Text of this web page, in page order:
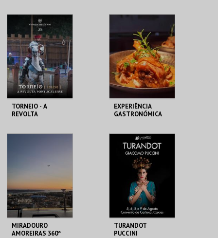
SANTA MARIA DA
MAIS INFO
COMPRAR
BLUE CRUISES
MAIS INFO
COMPRAR
TORNEIO - A
REVOLTA
MAIS INFO
COMPRAR
EXPERIÊNCIA
GASTRONÓMICA
FERRUGEM
FERRUGEM
MAIS INFO
COMPRAR
MIRADOURO
AMOREIRAS 360º
TURANDOT
PUCCINI